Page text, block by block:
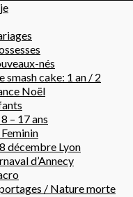
nés
smash cake: 1 an / 2
Noël
– 17 ans
décembre Lyon
d’Annecy
/ Nature morte